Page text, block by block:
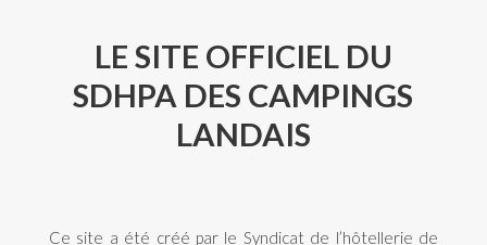
LE SITE OFFICIEL DU
SDHPA DES CAMPINGS
LANDAIS
Ce site a été créé par le Syndicat de l’hôtellerie de